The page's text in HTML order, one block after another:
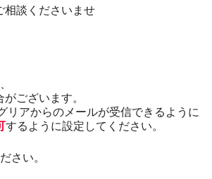
相談くださいませ
ございます。
リアからのメールが受信できるように
するように設定してください。
さい。